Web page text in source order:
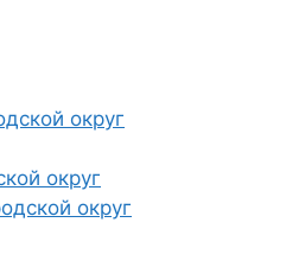
округ
округ
округ